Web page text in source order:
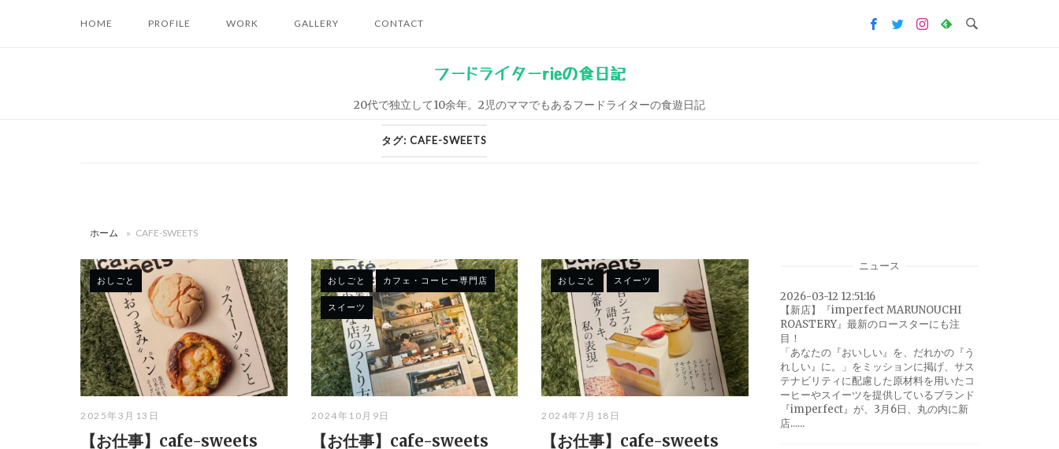
HOME PROFILE WORK GALLERY CONTACT
フードライターrieの食日記
20代で独立して10余年。2児のママでもあるフードライターの食遊日記
タグ: CAFE-SWEETS
ホーム » CAFE-SWEETS
おしごと
2025年3月13日
【お仕事】cafe-sweets
おしごと カフェ・コーヒー専門店
スイーツ
2024年10月9日
【お仕事】cafe-sweets
おしごと スイーツ
2024年7月18日
【お仕事】cafe-sweets
ニュース
2026-03-12 12:51:16
【新店】『imperfect MARUNOUCHI
ROASTERY』最新のロースターにも注
目！
「あなたの『おいしい』を、だれかの『う
れしい』に。」をミッションに掲げ、サス
テナビリティに配慮した原材料を用いたコ
ーヒーやスイーツを提供しているブランド
『imperfect』が、3月6日、丸の内に新
店......